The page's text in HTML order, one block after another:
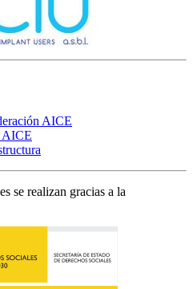
AICE
AICE
se realizan gracias a la